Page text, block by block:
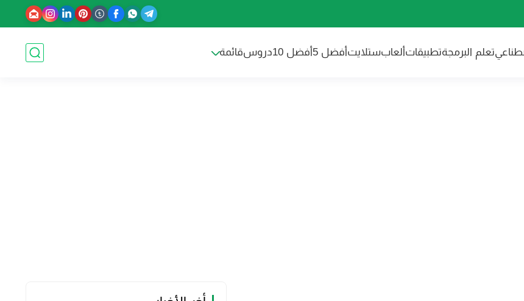
تعلم البرمجةتطبيقاتألعابستلايتأفضل 5 أفضل 10 دروسقائمة